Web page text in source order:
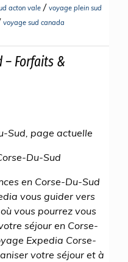
acton vale / voyage plein sud
voyage sud canada
– Forfaits &
Sud, page actuelle
Du-Sud
en Corse-Du-Sud
vous guider vers
vous pourrez vous
séjour en Corse-
Expedia Corse-
votre séjour et à